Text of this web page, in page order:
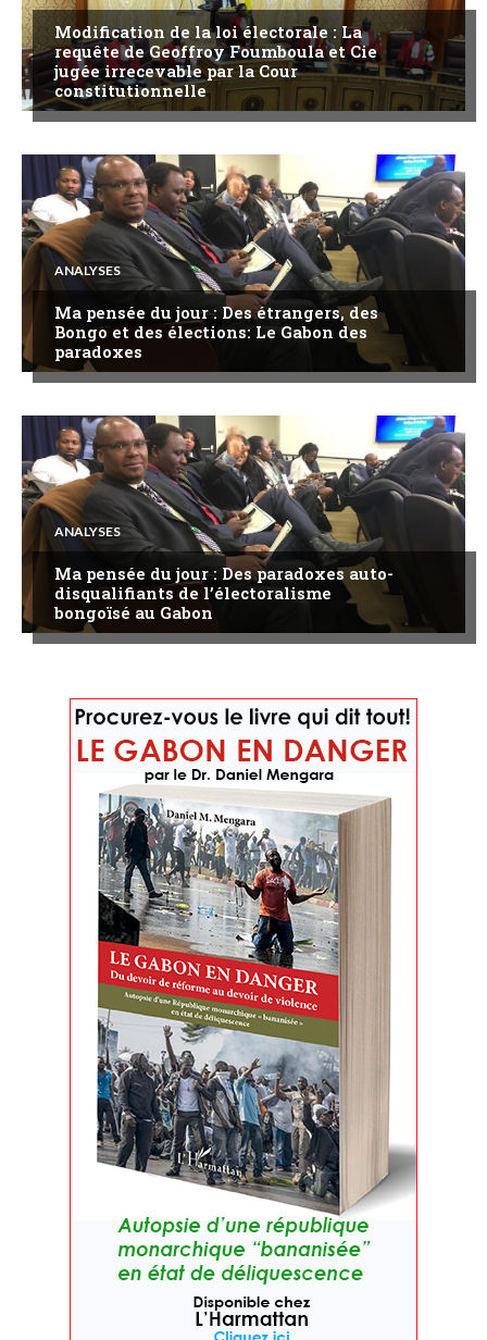
Modification de la loi électorale : La
requête de Geoffroy Foumboula et Cie
jugée irrecevable par la Cour
constitutionnelle
ANALYSES
Ma pensée du jour : Des étrangers, des
Bongo et des élections: Le Gabon des
paradoxes
ANALYSES
Ma pensée du jour : Des paradoxes auto-
disqualifiants de l’électoralisme
bongoïsé au Gabon